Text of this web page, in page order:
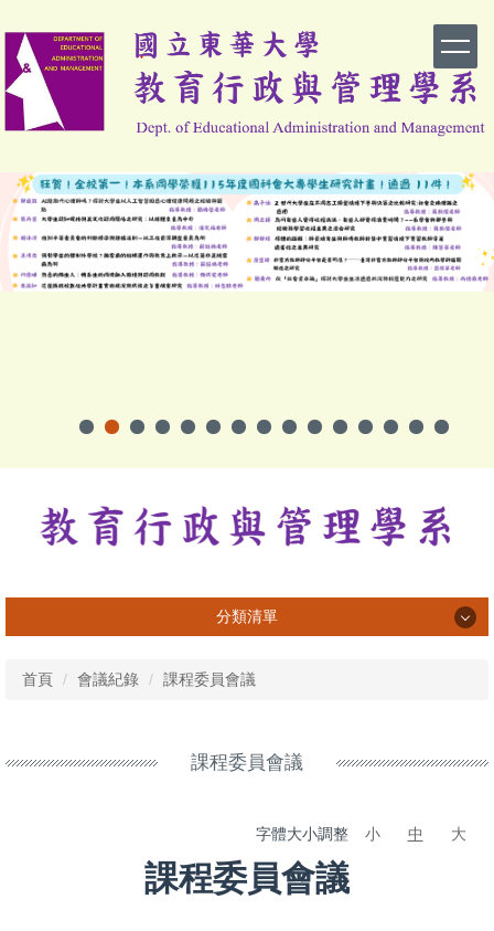
到
主
要
內
容
分類清單
首頁 會議紀錄 課程委員會議
課程委員會議
字體大小調整 小 中 大
課程委員會議